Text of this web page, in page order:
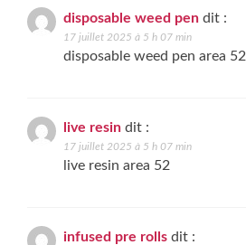
disposable weed pen dit :
17 juillet 2025 à 5 h 07 min
disposable weed pen area 52
live resin dit :
17 juillet 2025 à 5 h 07 min
live resin area 52
infused pre rolls dit :